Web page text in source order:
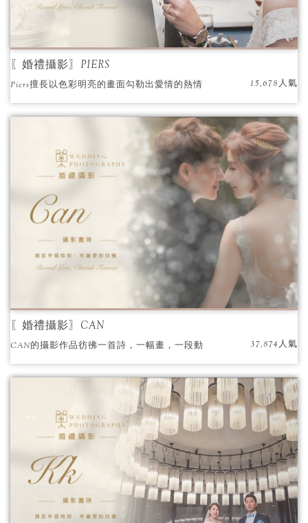
〖婚禮攝影〗PIERS
Piers擅長以色彩明亮的畫面勾勒出愛情的熱情 15,678人氣
〖婚禮攝影〗CAN
CAN的攝影作品彷彿一首詩，一幅畫，一段動
37,874人氣